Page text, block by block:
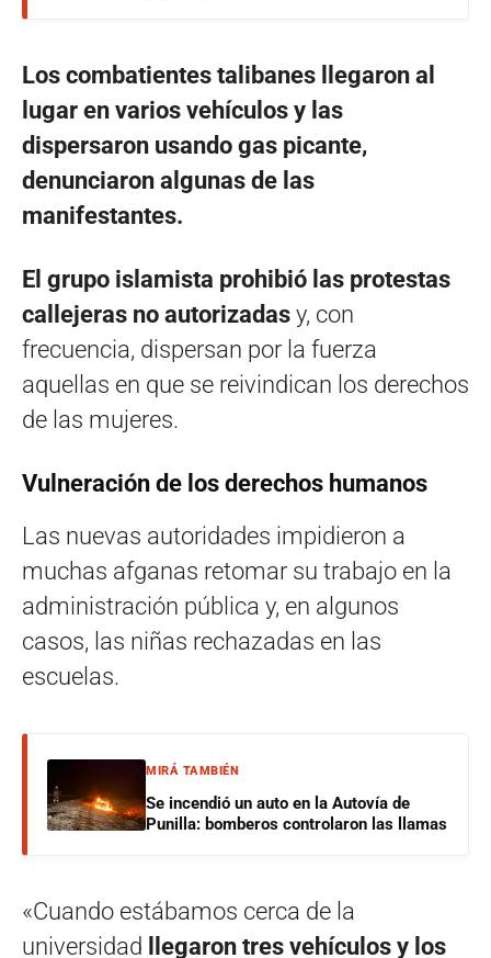
Los combatientes talibanes llegaron al
lugar en varios vehículos y las
dispersaron usando gas picante,
denunciaron algunas de las
manifestantes.
El grupo islamista prohibió las protestas
callejeras no autorizadas y, con
frecuencia, dispersan por la fuerza
aquellas en que se reivindican los derechos
de las mujeres.
Vulneración de los derechos humanos
Las nuevas autoridades impidieron a
muchas afganas retomar su trabajo en la
administración pública y, en algunos
casos, las niñas rechazadas en las
escuelas.
MIRÁ TAMBIÉN
Se incendió un auto en la Autovía de
Punilla: bomberos controlaron las llamas
«Cuando estábamos cerca de la
universidad
llegaron tres vehículos y los